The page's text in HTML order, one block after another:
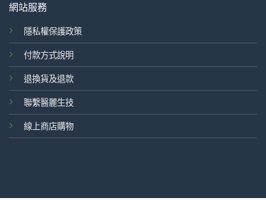
網站服務
隱私權保護政策
付款方式說明
退換貨及退款
聯繫醫麗生技
線上商店購物